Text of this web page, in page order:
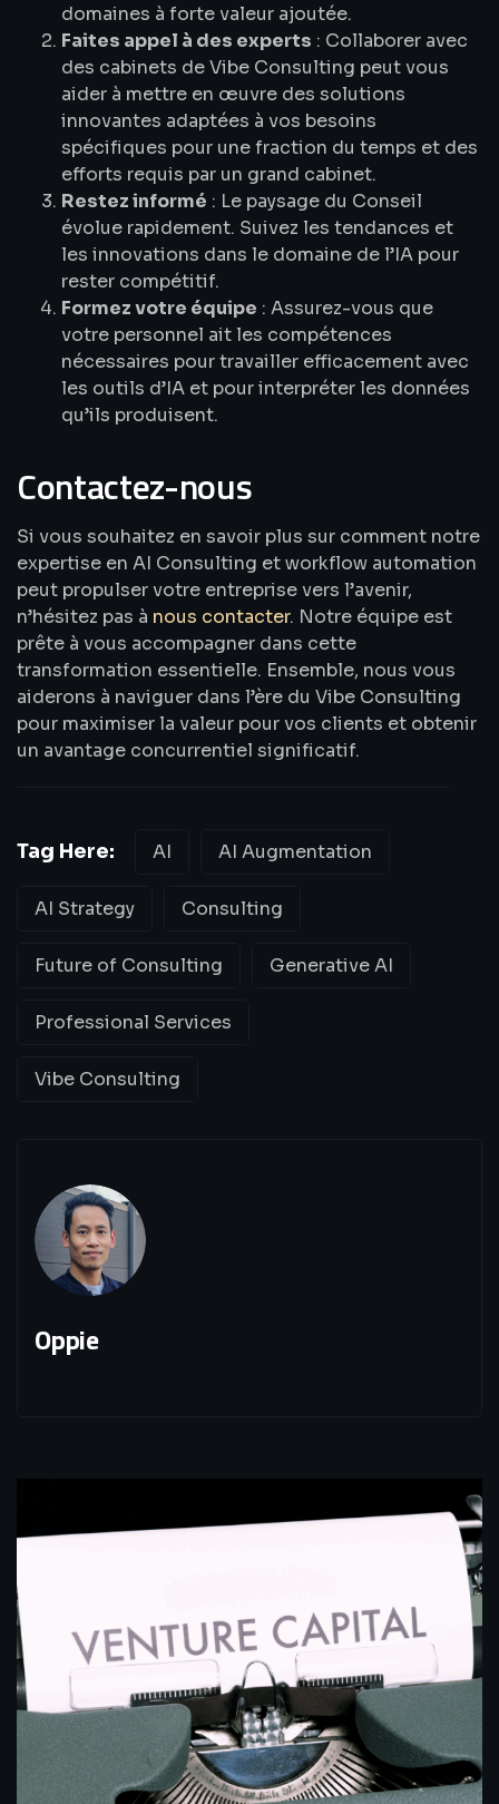
domaines à forte valeur ajoutée.
Faites appel à des experts : Collaborer avec
des cabinets de Vibe Consulting peut vous
aider à mettre en œuvre des solutions
innovantes adaptées à vos besoins
spécifiques pour une fraction du temps et des
efforts requis par un grand cabinet.
Restez informé : Le paysage du Conseil
évolue rapidement. Suivez les tendances et
les innovations dans le domaine de l’IA pour
rester compétitif.
Formez votre équipe : Assurez-vous que
votre personnel ait les compétences
nécessaires pour travailler efficacement avec
les outils d’IA et pour interpréter les données
qu’ils produisent.
Contactez-nous
Si vous souhaitez en savoir plus sur comment notre
expertise en AI Consulting et workflow automation
peut propulser votre entreprise vers l’avenir,
n’hésitez pas à nous contacter. Notre équipe est
prête à vous accompagner dans cette
transformation essentielle. Ensemble, nous vous
aiderons à naviguer dans l’ère du Vibe Consulting
pour maximiser la valeur pour vos clients et obtenir
un avantage concurrentiel significatif.
Tag Here: AI AI Augmentation
AI Strategy Consulting
Future of Consulting Generative AI
Professional Services
Vibe Consulting
Oppie